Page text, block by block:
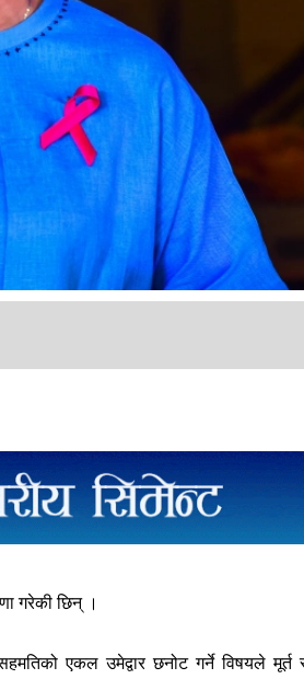
गरेकी छिन् ।
एकल उमेद्वार छनोट गर्ने विषयले मूर्त